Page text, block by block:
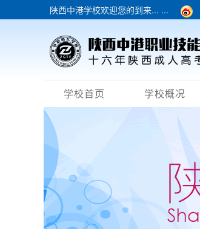
陕西中港学校欢迎您的到来... ...
学校首页 学校概况